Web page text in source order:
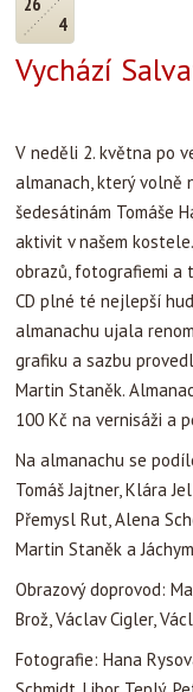
4
Vychází
V neděli 2. května po
almanach, který volně
šedesátinám Tomáše
aktivit v našem
obrazů, fotografiemi a
CD plné té nejlepší
almanachu ujala
grafiku a sazbu
Martin Staněk.
100 Kč na vernisáži a
Na almanachu se
Tomáš Jajtner, Klára
Přemysl Rut, Alena
Martin Staněk a
Obrazový doprovod:
Brož, Václav Cigler,
Fotografie: Hana